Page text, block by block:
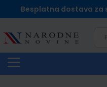
Besplatna dostava za